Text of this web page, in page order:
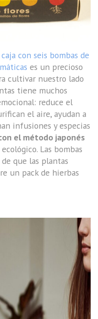
caja con seis bombas de
es un precioso
cultivar nuestro lado
tiene muchos
reduce el
el aire, ayudan a
infusiones y especias
el método japonés
Las bombas
que las plantas
un pack de hierbas